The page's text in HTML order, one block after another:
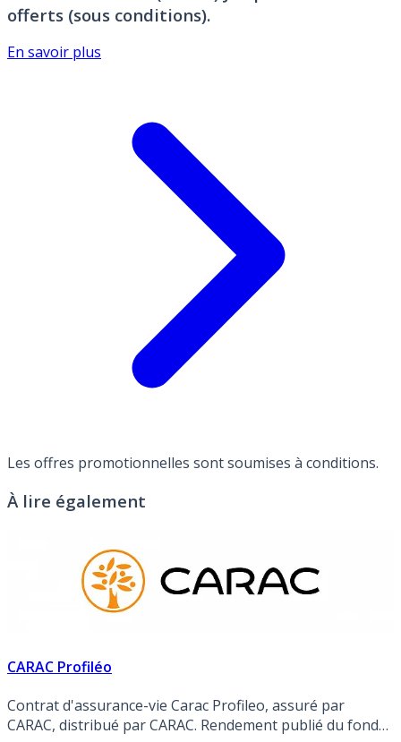
offerts (sous conditions).
En savoir plus
Les offres promotionnelles sont soumises à conditions.
À lire également
CARAC Profiléo
Contrat d'assurance-vie Carac Profileo, assuré par
CARAC, distribué par CARAC. Rendement publié du fonds